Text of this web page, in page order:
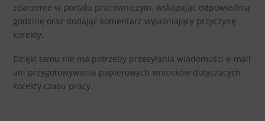
zdarzenie w portalu pracowniczym, wskazując odpowiednią
godzinę oraz dodając komentarz wyjaśniający przyczynę
korekty.
Dzięki temu nie ma potrzeby przesyłania wiadomości e-mail
ani przygotowywania papierowych wniosków dotyczących
korekty czasu pracy.